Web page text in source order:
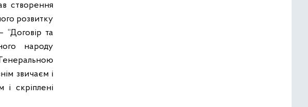
створення
розвитку
“Договір та
народу
звичаєм і
скріплені